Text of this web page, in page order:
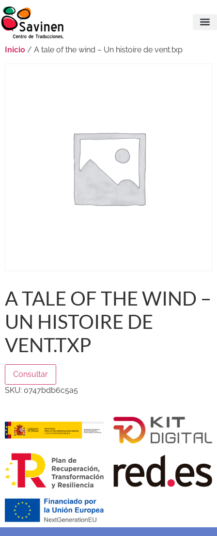
Inicio / A tale of the wind – Un histoire de vent.txp
A TALE OF THE WIND –
UN HISTOIRE DE
VENT.TXP
Consultar
SKU: 0747bdb6c5a5